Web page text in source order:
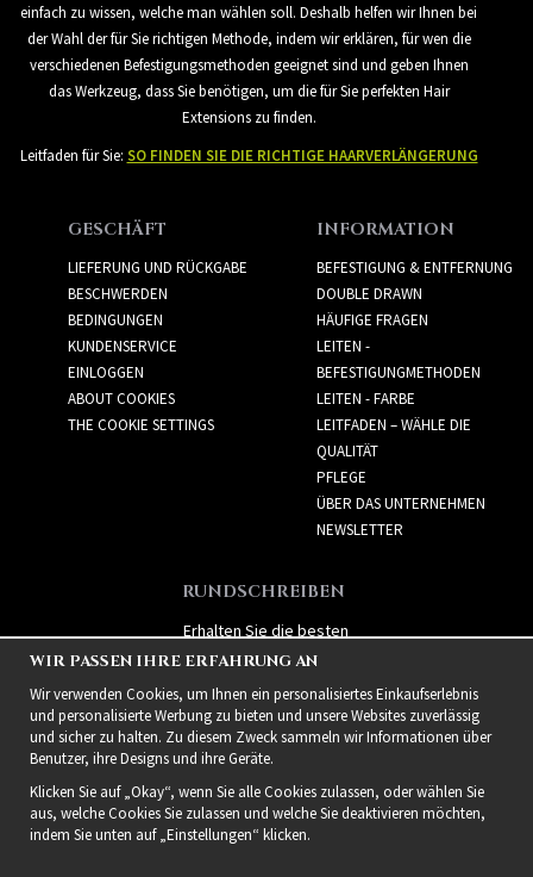
einfach zu wissen, welche man wählen soll. Deshalb helfen wir Ihnen bei
der Wahl der für Sie richtigen Methode, indem wir erklären, für wen die
verschiedenen Befestigungsmethoden geeignet sind und geben Ihnen
das Werkzeug, dass Sie benötigen, um die für Sie perfekten Hair
Extensions zu finden.
Leitfaden für Sie: SO FINDEN SIE DIE RICHTIGE HAARVERLÄNGERUNG
GESCHÄFT
LIEFERUNG UND RÜCKGABE
BESCHWERDEN
BEDINGUNGEN
KUNDENSERVICE
EINLOGGEN
ABOUT COOKIES
THE COOKIE SETTINGS
INFORMATION
BEFESTIGUNG & ENTFERNUNG
DOUBLE DRAWN
HÄUFIGE FRAGEN
LEITEN -
BEFESTIGUNGMETHODEN
LEITEN - FARBE
LEITFADEN – WÄHLE DIE
QUALITÄT
PFLEGE
ÜBER DAS UNTERNEHMEN
NEWSLETTER
RUNDSCHREIBEN
Erhalten Sie die besten
Angebote und spannende
neue Produkte!
WIR PASSEN IHRE ERFAHRUNG AN
Wir verwenden Cookies, um Ihnen ein personalisiertes Einkaufserlebnis
und personalisierte Werbung zu bieten und unsere Websites zuverlässig
und sicher zu halten. Zu diesem Zweck sammeln wir Informationen über
Benutzer, ihre Designs und ihre Geräte.
Klicken Sie auf „Okay“, wenn Sie alle Cookies zulassen, oder wählen Sie
aus, welche Cookies Sie zulassen und welche Sie deaktivieren möchten,
indem Sie unten auf „Einstellungen“ klicken.